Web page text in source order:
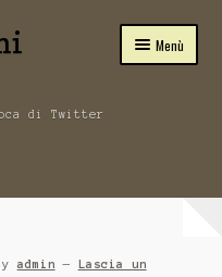
Menù
di Twitter
admin — Lascia un